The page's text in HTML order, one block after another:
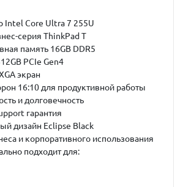
Intel Core Ultra 7 255U
серия ThinkPad T
память 16GB DDR5
PCIe Gen4
экран
16:10 для продуктивной работы
и долговечность
гарантия
дизайн Eclipse Black
и корпоративного использования
подходит для: